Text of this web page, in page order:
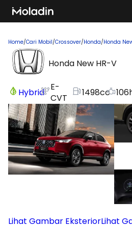
Home/Cari Mobil/Crossover/Honda/Honda
Honda New HR-V
Hybrid E-
CVT
1498cc 106
Lihat Gambar EksteriorLihat